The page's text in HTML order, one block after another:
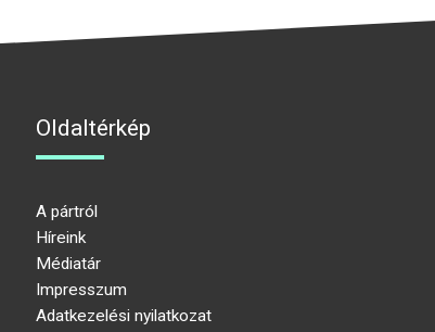
Oldaltérkép
A pártról
Híreink
Médiatár
Impresszum
Adatkezelési nyilatkozat